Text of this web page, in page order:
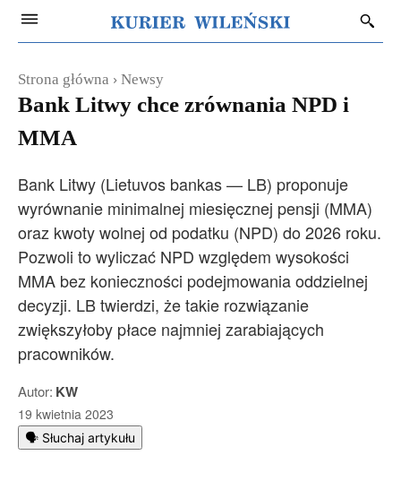
Strona główna Newsy
Bank Litwy chce zrównania NPD i
MMA
Bank Litwy (Lietuvos bankas — LB) proponuje
wyrównanie minimalnej miesięcznej pensji (MMA)
oraz kwoty wolnej od podatku (NPD) do 2026 roku.
Pozwoli to wyliczać NPD względem wysokości
MMA bez konieczności podejmowania oddzielnej
decyzji. LB twierdzi, że takie rozwiązanie
zwiększyłoby płace najmniej zarabiających
pracowników.
Autor: KW
19 kwietnia 2023
🗣️ Słuchaj artykułu